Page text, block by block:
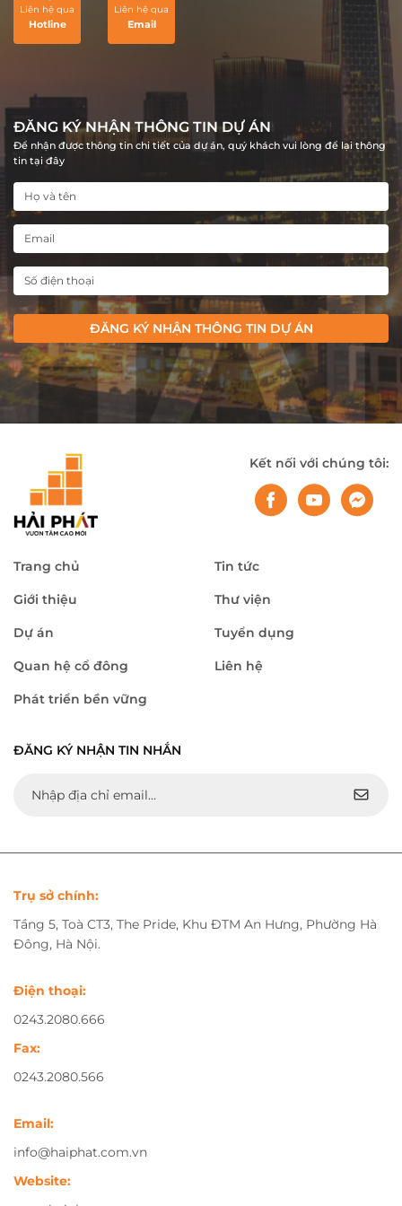
Thủ Đô.
Liên hệ qua
Hotline
Liên hệ qua
Email
ĐĂNG KÝ NHẬN THÔNG TIN DỰ ÁN
Để nhận được thông tin chi tiết của dự án, quý khách vui lòng để lại thông
tin tại đây
ĐĂNG KÝ NHẬN THÔNG TIN DỰ ÁN
Kết nối với chúng tôi:
Trang chủ
Giới thiệu
Dự án
Quan hệ cổ đông
Phát triển bền vững
Tin tức
Thư viện
Tuyển dụng
Liên hệ
ĐĂNG KÝ NHẬN TIN NHẮN
Trụ sở chính:
Tầng 5, Toà CT3, The Pride, Khu ĐTM An Hưng, Phường Hà
Đông, Hà Nội.
Điện thoại:
0243.2080.666
Fax:
0243.2080.566
Email:
info@haiphat.com.vn
Website: